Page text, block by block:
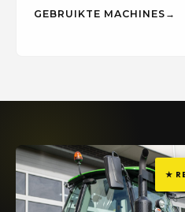
GEBRUIKTE MACHINES →
★